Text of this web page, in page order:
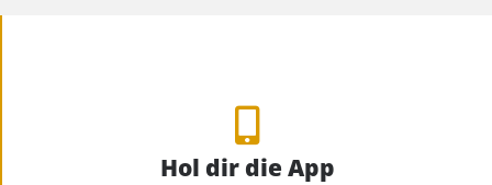
Hol dir die App